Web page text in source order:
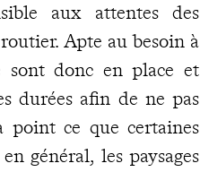
aux attentes des
Apte au besoin à
sont donc en place et
durées afin de ne pas
point ce que certaines
général, les paysages